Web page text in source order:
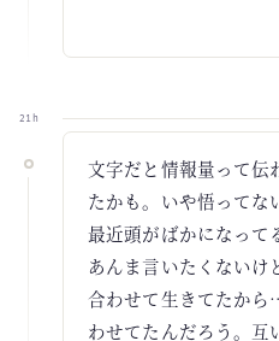
21h
文字だと情報量って
たかも。いや悟ってな
最近頭がばかになって
あんま言いたくないけ
合わせて生きてたか
わせてたんだろう。互